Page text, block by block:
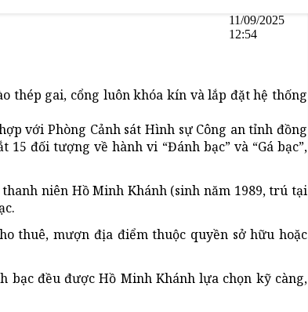
11/09/2025
12:54
thép gai, cổng luôn khóa kín và lắp đặt hệ thống
với Phòng Cảnh sát Hình sự Công an tỉnh đồng
đối tượng về hành vi “Đánh bạc” và “Gá bạc”,
niên Hồ Minh Khánh (sinh năm 1989, trú tại
thuê, mượn địa điểm thuộc quyền sở hữu hoặc
bạc đều được Hồ Minh Khánh lựa chọn kỹ càng,